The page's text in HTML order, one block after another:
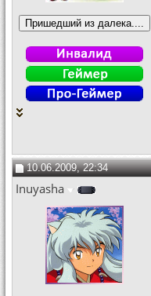
10.06.2009, 22:34
Inuyasha